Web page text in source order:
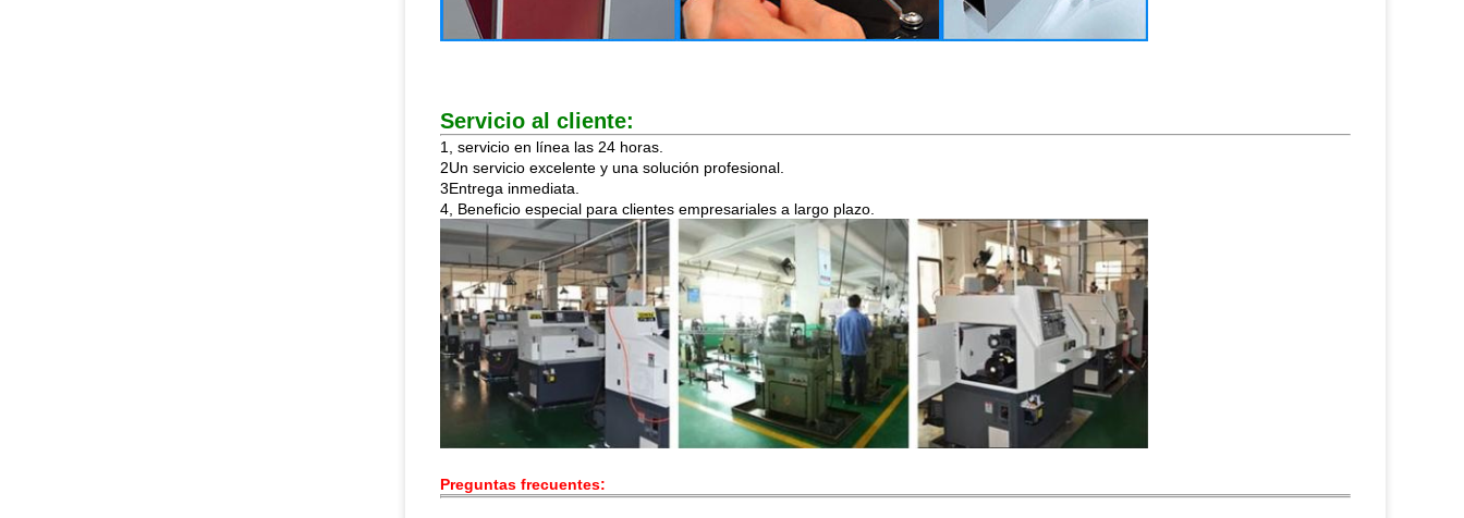
Servicio al cliente:
1, servicio en línea las 24 horas.
2Un servicio excelente y una solución profesional.
3Entrega inmediata.
4, Beneficio especial para clientes empresariales a largo plazo.
Preguntas frecuentes: